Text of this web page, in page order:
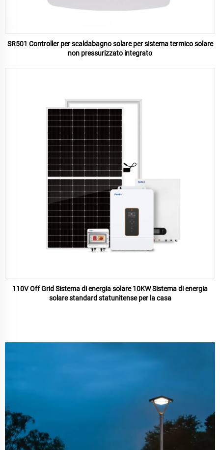
SR501 Controller per scaldabagno solare per sistema termico solare
non pressurizzato integrato
110V Off Grid Sistema di energia solare 10KW Sistema di energia
solare standard statunitense per la casa